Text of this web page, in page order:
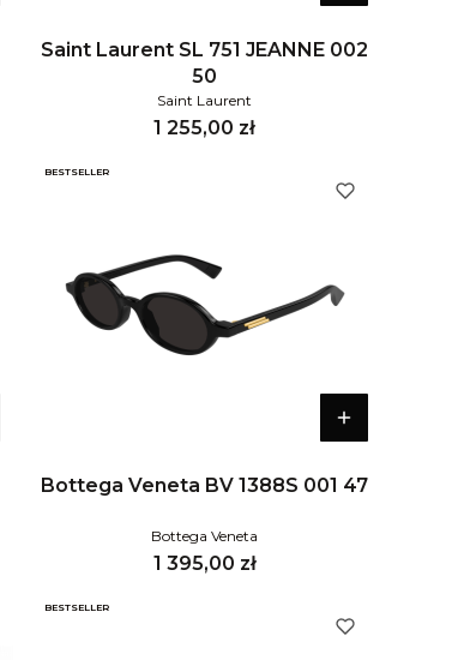
Saint Laurent SL 751 JEANNE 002
50
Saint Laurent
Cena
1 255,00 zł
BESTSELLER
Bottega Veneta BV 1388S 001 47
Bottega Veneta
Cena
1 395,00 zł
BESTSELLER